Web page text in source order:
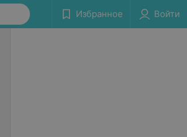
Избранное Войти